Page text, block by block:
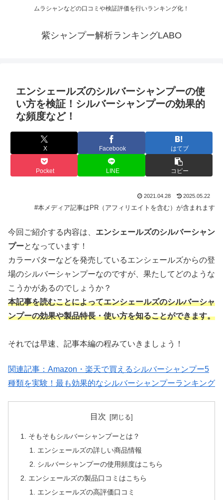
ムラシャンなどの口コミや検証評価を行いランキング化！
紫シャンプー解析ランキングLABO
エンシェールズのシルバーシャンプーの使
い方を検証！シルバーシャンプーの効果的
な頻度など！
X Facebook はてブ
Pocket LINE コピー
2021.04.28 2025.05.22
#本メディア記事はPR（アフィリエイトを含む）が含まれます
今回ご紹介する内容は、 エンシェールズのシルバーシャン
プーとなっています！
カラーバターなどを発売しているエンシェールズからの登
場のシルバーシャンプーなのですが、果たしてどのような
こうかがあるのでしょうか？
本記事を読むことによってエンシェールズのシルバーシャ
ンプーの効果や製品特長・使い方を知ることができます。
それでは早速、記事本編の程みていきましょう！
関連記事：Amazon・楽天で買えるシルバーシャンプー5
種類を実験！最も効果的なシルバーシャンプーランキング
目次
そもそもシルバーシャンプーとは？
エンシェールズの詳しい商品情報
シルバーシャンプーの使用頻度はこちら
エンシェールズの製品口コミはこちら
エンシェールズの高評価口コミ